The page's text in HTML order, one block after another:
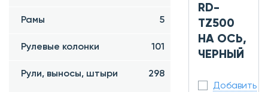
Рамы 5
Рулевые колонки 101
Рули, выносы, штыри 298
RD-
TZ500
НА ОСЬ,
ЧЕРНЫЙ
Добавить